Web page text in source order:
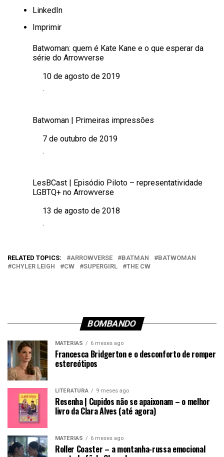
LinkedIn
Imprimir
Batwoman: quem é Kate Kane e o que esperar da
série do Arrowverse
Data10 de agosto de 2019
Em relação a
.
Batwoman | Primeiras impressões
Data7 de outubro de 2019
Em relação a
.
LesBCast | Episódio Piloto – representatividade
LGBTQ+ no Arrowverse
Data13 de agosto de 2018
Em relação a
.
RELATED TOPICS: ARROWVERSE BATMAN
BATWOMAN
CHYLER LEIGH
CW SUPERGIRL THE CW
BOMBANDO
MATÉRIAS 6 meses ago
Francesca Bridgerton e o desconforto de romper
estereótipos
LITERATURA 9 meses ago
Resenha | Cupidos não se apaixonam – o melhor
livro da Clara Alves (até agora)
MATÉRIAS 6 meses ago
Roller Coaster – a montanha-russa emocional